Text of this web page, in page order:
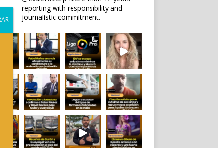
reporting with responsibility and
journalistic commitment.